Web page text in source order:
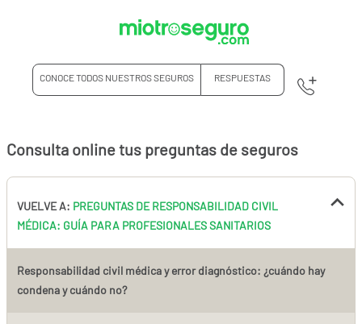
CONOCE TODOS NUESTROS SEGUROS RESPUESTAS
Consulta online tus preguntas de seguros
VUELVE A: PREGUNTAS DE RESPONSABILIDAD CIVIL
MÉDICA: GUÍA PARA PROFESIONALES SANITARIOS
Responsabilidad civil médica y error diagnóstico: ¿cuándo hay
condena y cuándo no?